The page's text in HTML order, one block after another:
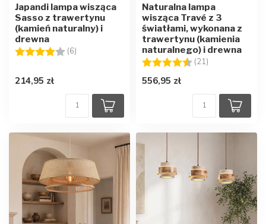
Japandi lampa wisząca
Sasso z trawertynu
(kamień naturalny) i
drewna
Ocena:
(6) 4.0 na 5 gwiazdek
214,95 zł
Naturalna lampa
wisząca Travé z 3
światłami, wykonana z
trawertynu (kamienia
naturalnego) i drewna
Ocena:
(21)
556,95 zł